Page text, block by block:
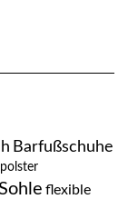
Barfußschuhe
flexible